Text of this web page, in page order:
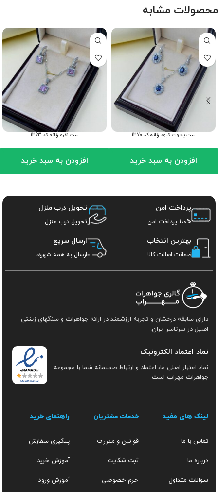
محصولات مشابه
ست یاقوت کبود زنانه کد 1370
افزودن به سبد خرید
ست نقره زنانه کد 1363
افزودن به سبد خرید
پرداخت امن
100% پرداخت امن
تحویل درب منزل
تحویل درب منزل
بهترین انتخاب
ضمانت اصالت کالا
ارسال سریع
ارسال به همه شهرها
دارای سابقه درخشان و تجربه ارزشمند در ارائه جواهرات و سنگهای زینتی
اصیل در سرتاسر ایران.
نماد اعتماد الکترونیک
نماد اعتبار اصلی ما، اعتماد و ارتباط صمیمانه شما با مجموعه
جواهرات مهراب است
لینک های مفید
تماس با ما
درباره ما
سوالات متداول
خدمات مشتریان
قوانین و مقررات
ثبت شکایت
حرم خصوصی
راهنمای خرید
پیگیری سفارش
آموزش خرید
آموزش ورود